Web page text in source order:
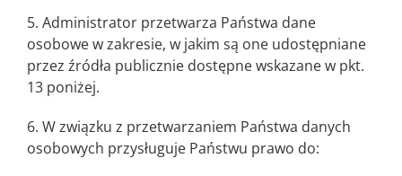
5. Administrator przetwarza Państwa dane
osobowe w zakresie, w jakim są one udostępniane
przez źródła publicznie dostępne wskazane w pkt.
13 poniżej.
6. W związku z przetwarzaniem Państwa danych
osobowych przysługuje Państwu prawo do: